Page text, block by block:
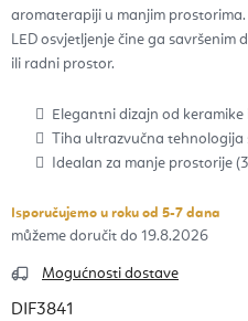
aromaterapiji u manjim
LED osvjetljenje čine ga
ili radni prostor.
Elegantni dizajn od keramike
Tiha ultrazvučna
Idealan za manje prostorije
Isporučujemo u roku od 5-7 dana
19.8.2026
Mogućnosti dostave
DIF3841